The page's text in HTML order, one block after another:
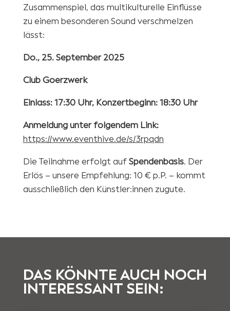
Zusammenspiel, das multikulturelle Einflüsse
zu einem besonderen Sound verschmelzen
lässt:
Do., 25. September 2025
Club Goerzwerk
Einlass: 17:30 Uhr, Konzertbeginn: 18:30 Uhr
Anmeldung unter folgendem Link:
https://www.eventhive.de/s/3rpqdn
Die Teilnahme erfolgt aufSpendenbasis. Der
Erlös – unsere Empfehlung: 10 € p.P. – kommt
ausschließlich den Künstler:innen zugute.
DAS KÖNNTE AUCH NOCH
INTERESSANT SEIN: